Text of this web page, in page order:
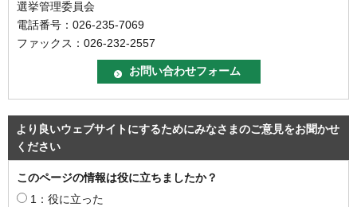
選挙管理委員会
電話番号：026-235-7069
ファックス：026-232-2557
より良いウェブサイトにするためにみなさまのご意見をお聞かせ
ください
このページの情報は役に立ちましたか？
1：役に立った